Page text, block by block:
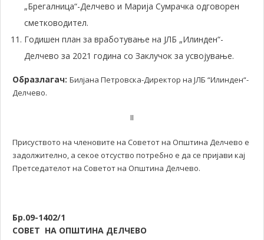
„Брегалница“-Делчево и Марија Сумрачка одговорен
сметководител.
Годишен план за вработување на ЈЛБ „Илинден“-
Делчево за 2021 година со Заклучок за усвојување.
Образлагач: Билјана Петровска-Директор на ЈЛБ “Илинден“-
Делчево.
II
Присуството на членовите на Советот на Општина Делчево е
задолжително, а секое отсуство потребно е да се пријави кај
Претседателот на Советот на Општина Делчево.
Бр.09-1402/1
СОВЕТ НА ОПШТИНА ДЕЛЧЕВО